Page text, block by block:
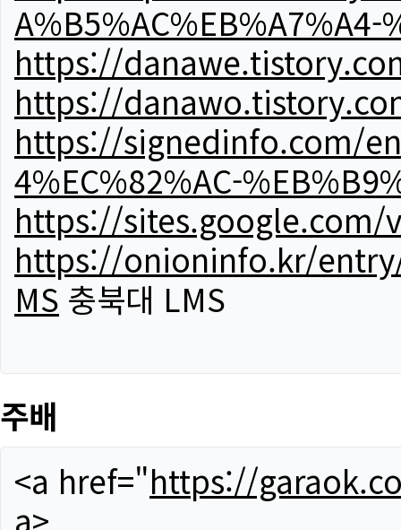
A%B5%AC%EB%A7%A4-
https://
https://
https://signedinfo.com/
4%EC%82%AC-
https://sites.google.com/
https://onioninfo.kr/entry/
MS 충북대 LMS
주배
<a href="https://
a>